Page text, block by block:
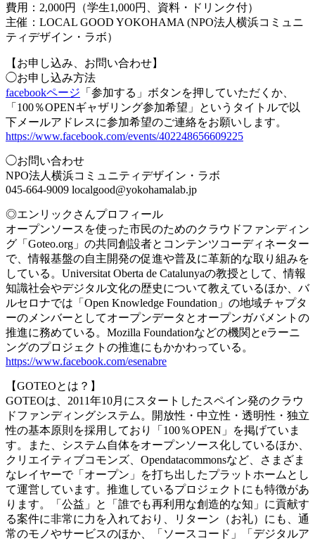
費用：2,000円（学生1,000円、資料・ドリンク付）
主催：LOCAL GOOD YOKOHAMA (NPO法人横浜コミュニ
ティデザイン・ラボ）
【お申し込み、お問い合わせ】
◯お申し込み方法
facebookページ 「参加する」ボタンを押していただくか、
「100％OPENギャザリング参加希望」というタイトルで以
下メールアドレスに参加希望のご連絡をお願いします。
https://www.facebook.com/events/402248656609225
◯お問い合わせ
NPO法人横浜コミュニティデザイン・ラボ
045-664-9009 localgood@yokohamalab.jp
◎エンリックさんプロフィール
オープンソースを使った市民のためのクラウドファンディン
グ「Goteo.org」の共同創設者とコンテンツコーディネーター
で、情報基盤の自主開発の促進や普及に革新的な取り組みを
している。Universitat Oberta de Catalunyaの教授として、情報
知識社会やデジタル文化の歴史について教えているほか、バ
ルセロナでは「Open Knowledge Foundation」の地域チャプタ
ーのメンバーとしてオープンデータとオープンガバメントの
推進に務めている。Mozilla Foundationなどの機関とeラーニ
ングのプロジェクトの推進にもかかわっている。
https://www.facebook.com/esenabre
【GOTEOとは？】
GOTEOは、2011年10月にスタートしたスペイン発のクラウ
ドファンディングシステム。開放性・中立性・透明性・独立
性の基本原則を採用しており「100％OPEN」を掲げていま
す。また、システム自体をオープンソース化しているほか、
クリエイティブコモンズ、Opendatacommonsなど、さまざま
なレイヤーで「オープン」を打ち出したプラットホームとし
て運営しています。推進しているプロジェクトにも特徴があ
ります。「公益」と「誰でも再利用な創造的な知」に貢献す
る案件に非常に力を入れており、リターン（お礼）にも、通
常のモノやサービスのほか、「ソースコード」「デジタルア